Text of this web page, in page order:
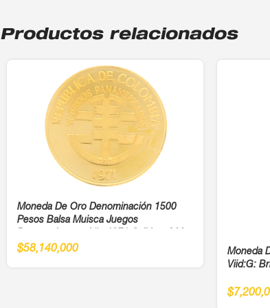
Productos relacionados
Moneda De Oro Denominación 1500
Pesos Balsa Muisca Juegos
$58,140,000
Moneda
Viid:G:
$